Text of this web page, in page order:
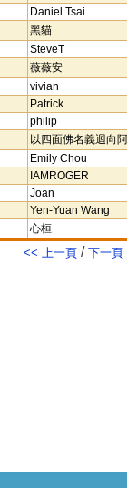
Daniel Tsai
黑貓
SteveT
薇薇安
vivian
Patrick
philip
以四面佛名義迴向
Emily Chou
IAMROGER
Joan
Yen-Yuan Wang
心桓
<< 上一頁 / 下一頁